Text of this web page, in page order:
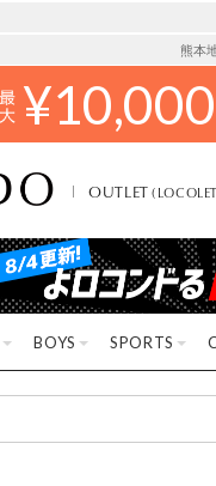
熊本
¥10,000
OUTLET
BOYS SPORTS